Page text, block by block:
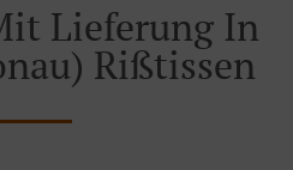
Lieferung In
Rißtissen